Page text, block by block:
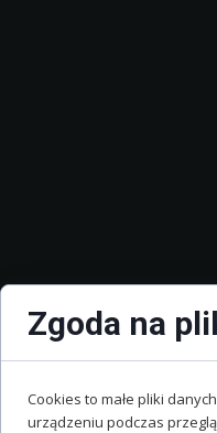
Zgoda na
Cookies to małe pliki
urządzeniu podczas